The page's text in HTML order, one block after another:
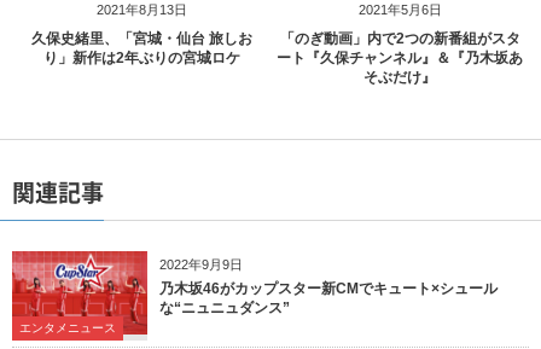
2021年8月13日
久保史緒里、「宮城・仙台 旅しお
り」新作は2年ぶりの宮城ロケ
2021年5月6日
「のぎ動画」内で2つの新番組がスタ
ート『久保チャンネル』＆『乃木坂あ
そぶだけ』
関連記事
2022年9月9日
エンタメニュース
乃木坂46がカップスター新CMでキュート×シュール
な“ニュニュダンス”